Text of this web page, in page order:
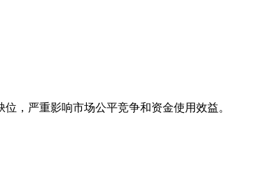
，严重影响市场公平竞争和资金使用效益。